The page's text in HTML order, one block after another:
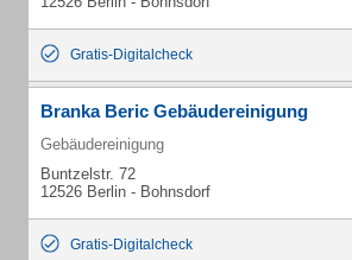
Gratis-Digitalcheck
Branka Beric Gebäudereinigung
Gebäudereinigung
Buntzelstr. 72
12526 Berlin - Bohnsdorf
Gratis-Digitalcheck